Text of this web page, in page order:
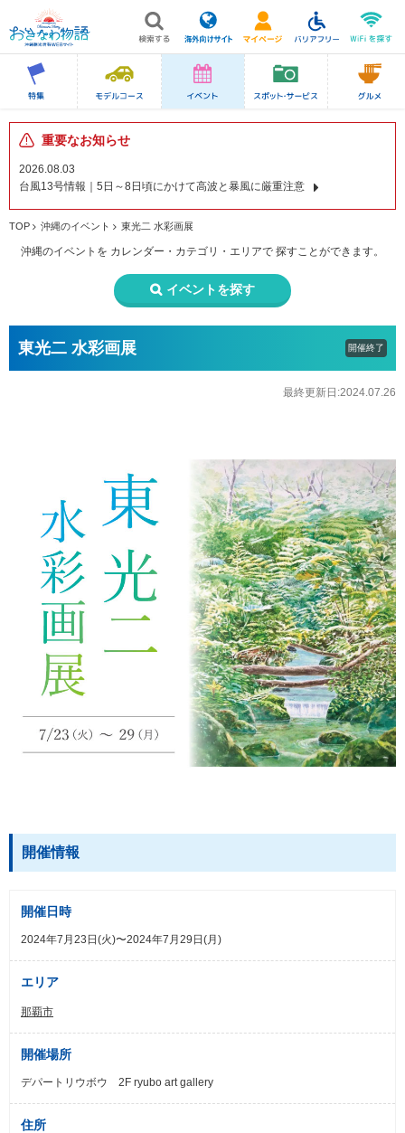
重要なお知らせ
2026.08.03
台風13号情報｜5日～8日頃にかけて高波と暴風に厳重注意
TOP 沖縄のイベント 東光二 水彩画展
沖縄のイベントを カレンダー・カテゴリ・エリアで 探すことができます。
イベントを探す
東光二 水彩画展 開催終了
最終更新日:2024.07.26
開催情報
開催日時
2024年7月23日(火)〜2024年7月29日(月)
エリア
那覇市
開催場所
デパートリウボウ 2F ryubo art gallery
住所